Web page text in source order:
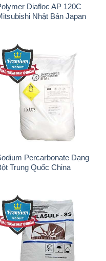
Sodium Percarbonate Dạng
Bột Trung Quốc China
Natri Sunphit – NA2SO3 Thái